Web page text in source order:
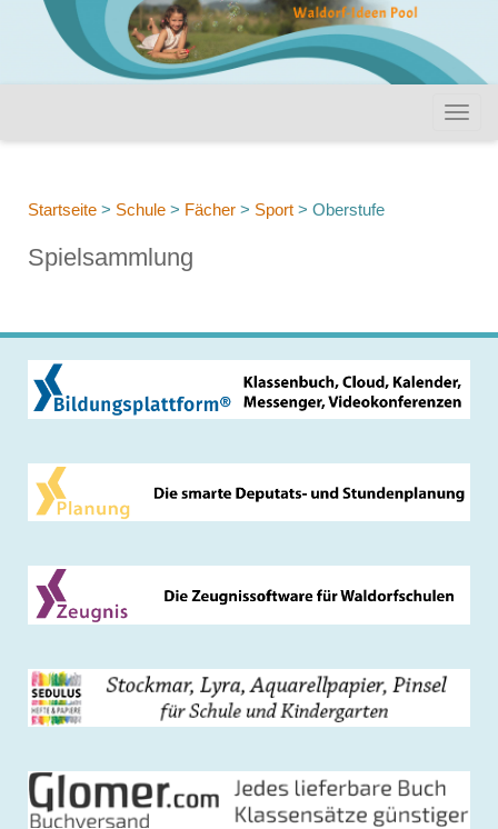
Startseite > Schule > Fächer > Sport > Oberstufe
Spielsammlung